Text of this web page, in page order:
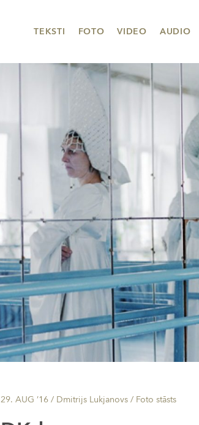
TEKSTI FOTO VIDEO AUDIO
29. AUG ’16 / Dmitrijs Lukjanovs / Foto stāsts